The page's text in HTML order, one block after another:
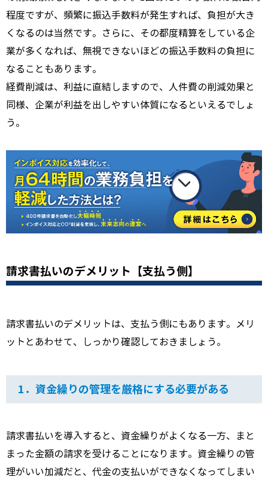
程度ですが、頻繁に振込手数料が発生すれば、負担が大き
くなるのは当然です。さらに、その都度精算をしている企
業が多くなれば、無視できないほどの振込手数料の負担に
なることもあります。
経費削減は、利益に直結しますので、人件費の削減効果と
同様、企業が利益を出しやすい体質になるといえるでしょ
う。
請求書払いのデメリット【支払う側】
請求書払いのデメリットは、支払う側にもあります。メリ
ットとあわせて、しっかり確認しておきましょう。
1．資金繰りの管理を厳格にする必要がある
請求書払いを導入すると、資金繰りがよくなる一方、まと
まった金額の請求を受けることになります。資金繰りの管
理がいい加減だと、代金の支払いができなくなってしまい